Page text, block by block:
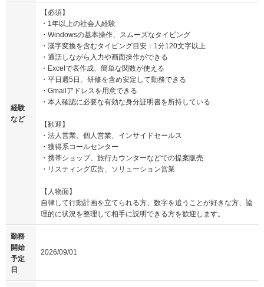
経験
など
【必須】
・1年以上の社会人経験
・Windowsの基本操作、スムーズなタイピング
・漢字変換を含むタイピング目安：1分120文字以上
・通話しながら入力や画面操作ができる
・Excelで表作成、簡単な関数が使える
・平日週5日、研修を含め安定して勤務できる
・Gmailアドレスを用意できる
・本人確認に必要な有効な身分証明書を所持している
【歓迎】
・法人営業、個人営業、インサイドセールス
・獲得系コールセンター
・携帯ショップ、旅行カウンターなどでの提案販売
・リスティング広告、ソリューション営業
【人物面】
自律して行動計画を立てられる方、数字を追うことが好きな方、論
理的に状況を整理して相手に説明できる方を歓迎します。
勤務
開始
予定
日
2026/09/01